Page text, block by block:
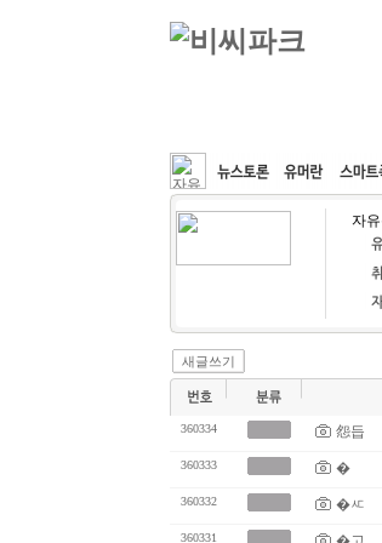
커뮤니티 속도패치
자
새글쓰기
360334 怨듭
360333 �
360332 �ㅼ
360331